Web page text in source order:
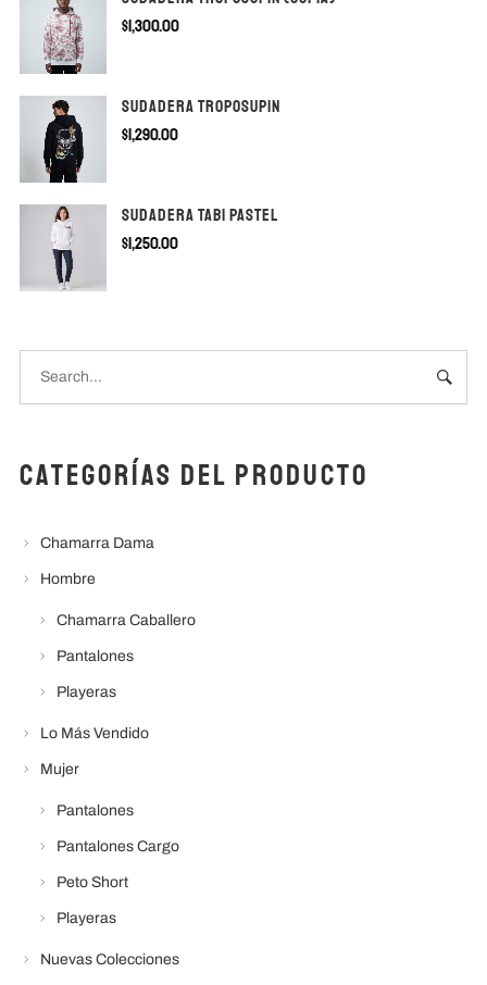
$1,300.00
SUDADERA TROPOSUPIN
$1,290.00
SUDADERA TABI PASTEL
$1,250.00
Categorías del producto
Chamarra Dama
Hombre
Chamarra Caballero
Pantalones
Playeras
Lo Más Vendido
Mujer
Pantalones
Pantalones Cargo
Peto Short
Playeras
Nuevas Colecciones